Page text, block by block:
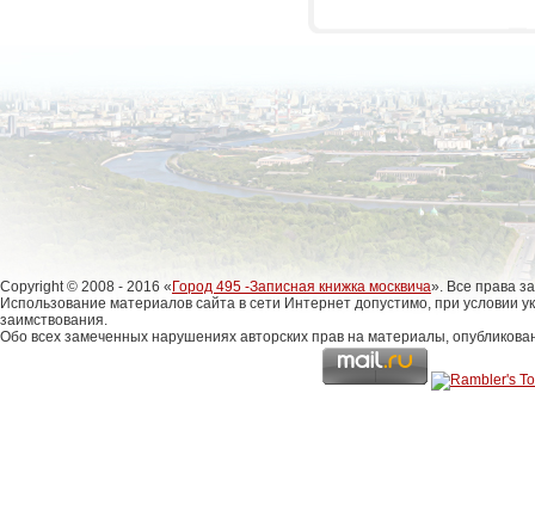
Copyright © 2008 - 2016 «Город 495 -Записная книжка москвича». Все права
Использование материалов сайта в сети Интернет допустимо, при условии
заимствования.
Обо всех замеченных нарушениях авторских прав на материалы,